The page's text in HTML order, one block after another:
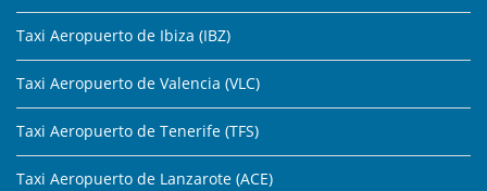
Taxi Aeropuerto de Ibiza (IBZ)
Taxi Aeropuerto de Valencia (VLC)
Taxi Aeropuerto de Tenerife (TFS)
Taxi Aeropuerto de Lanzarote (ACE)